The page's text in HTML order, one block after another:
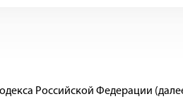
Российской Федерации